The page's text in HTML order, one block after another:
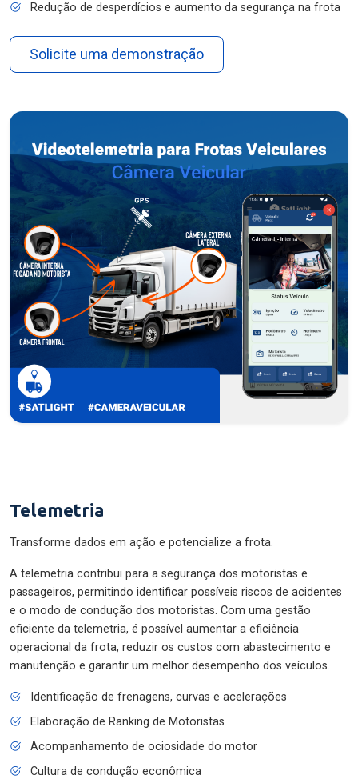
Redução de desperdícios e aumento da segurança na frota
Solicite uma demonstração
Telemetria
Transforme dados em ação e potencialize a frota.
A telemetria contribui para a segurança dos motoristas e
passageiros, permitindo identificar possíveis riscos de acidentes
e o modo de condução dos motoristas. Com uma gestão
eficiente da telemetria, é possível aumentar a eficiência
operacional da frota, reduzir os custos com abastecimento e
manutenção e garantir um melhor desempenho dos veículos.
Identificação de frenagens, curvas e acelerações
Elaboração de Ranking de Motoristas
Acompanhamento de ociosidade do motor
Cultura de condução econômica